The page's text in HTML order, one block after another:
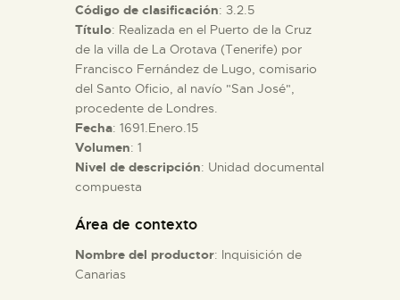
█
EL MUSEO
COLECCIONES
ESPAÑOL
Código de clasificación: 3.2.5
Título: Realizada en el Puerto de la Cruz
de la villa de La Orotava (Tenerife) por
Francisco Fernández de Lugo, comisario
del Santo Oficio, al navío "San José",
procedente de Londres.
Fecha: 1691.Enero.15
Volumen: 1
Nivel de descripción: Unidad documental
compuesta
Área de contexto
Nombre del productor: Inquisición de
Canarias